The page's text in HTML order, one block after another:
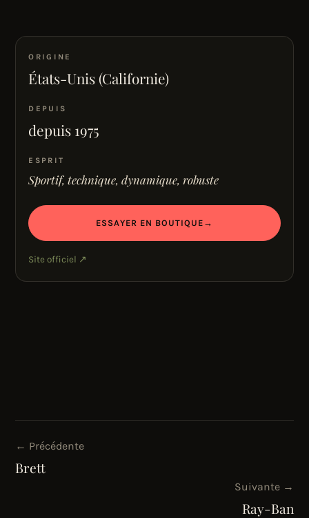
ORIGINE
États-Unis (Californie)
DEPUIS
depuis 1975
ESPRIT
Sportif, technique, dynamique, robuste
ESSAYER EN BOUTIQUE →
Site officiel ↗
← Précédente
Brett
Suivante →
Ray-Ban